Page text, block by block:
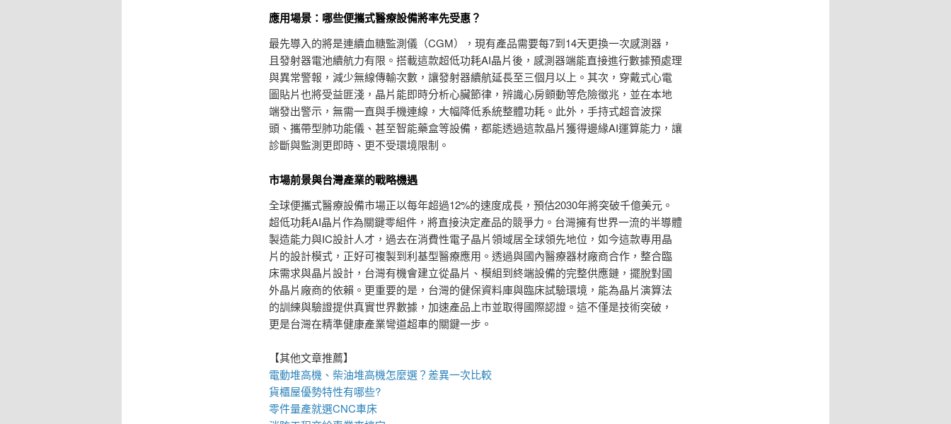
應用場景：哪些便攜式醫療設備將率先受惠？
最先導入的將是連續血糖監測儀（CGM），現有產品需要每7到14天更換一次感測器，
且發射器電池續航力有限。搭載這款超低功耗AI晶片後，感測器端能直接進行數據預處理
與異常警報，減少無線傳輸次數，讓發射器續航延長至三個月以上。其次，穿戴式心電
圖貼片也將受益匪淺，晶片能即時分析心臟節律，辨識心房顫動等危險徵兆，並在本地
端發出警示，無需一直與手機連線，大幅降低系統整體功耗。此外，手持式超音波探
頭、攜帶型肺功能儀、甚至智能藥盒等設備，都能透過這款晶片獲得邊緣AI運算能力，讓
診斷與監測更即時、更不受環境限制。
市場前景與台灣產業的戰略機遇
全球便攜式醫療設備市場正以每年超過12%的速度成長，預估2030年將突破千億美元。
超低功耗AI晶片作為關鍵零組件，將直接決定產品的競爭力。台灣擁有世界一流的半導體
製造能力與IC設計人才，過去在消費性電子晶片領域居全球領先地位，如今這款專用晶
片的設計模式，正好可複製到利基型醫療應用。透過與國內醫療器材廠商合作，整合臨
床需求與晶片設計，台灣有機會建立從晶片、模組到終端設備的完整供應鏈，擺脫對國
外晶片廠商的依賴。更重要的是，台灣的健保資料庫與臨床試驗環境，能為晶片演算法
的訓練與驗證提供真實世界數據，加速產品上市並取得國際認證。這不僅是技術突破，
更是台灣在精準健康產業彎道超車的關鍵一步。
【其他文章推薦】
電動堆高機 、柴油堆高機怎麼選？差異一次比較
貨櫃屋優勢特性有哪些?
零件量產就選CNC車床